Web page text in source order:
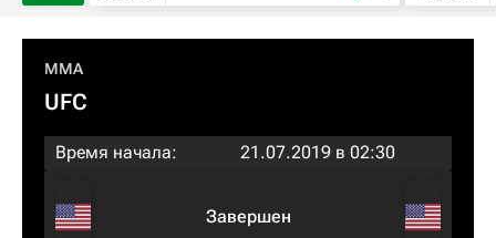
MMA
UFC
Время начала: 21.07.2019 в 02:30
Завершен